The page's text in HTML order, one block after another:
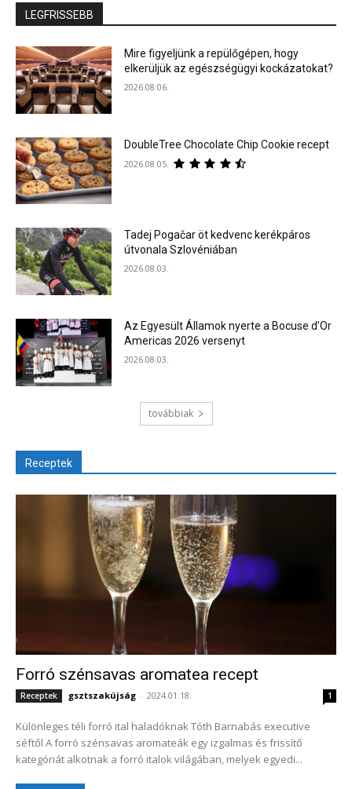
LEGFRISSEBB
Mire figyeljünk a repülőgépen, hogy
elkerüljük az egészségügyi kockázatokat?
2026.08.06.
DoubleTree Chocolate Chip Cookie recept
2026.08.05.
Tadej Pogačar öt kedvenc kerékpáros
útvonala Szlovéniában
2026.08.03.
Az Egyesült Államok nyerte a Bocuse d’Or
Americas 2026 versenyt
2026.08.03.
továbbiak
Receptek
Forró szénsavas aromatea recept
Receptek gsztszakújság - 2024.01.18. 1
Különleges téli forró ital haladóknak Tóth Barnabás executive
séftől A forró szénsavas aromateák egy izgalmas és frissítő
kategóriát alkotnak a forró italok világában, melyek egyedi...